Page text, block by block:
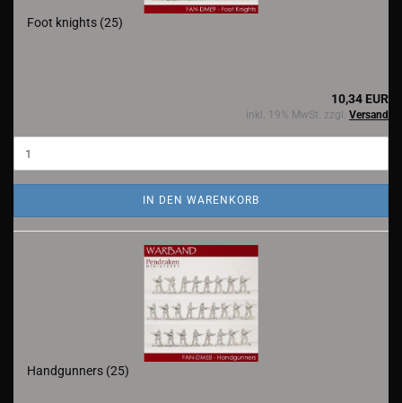
Foot knights (25)
10,34 EUR
inkl. 19% MwSt. zzgl. Versand
IN DEN WARENKORB
Handgunners (25)